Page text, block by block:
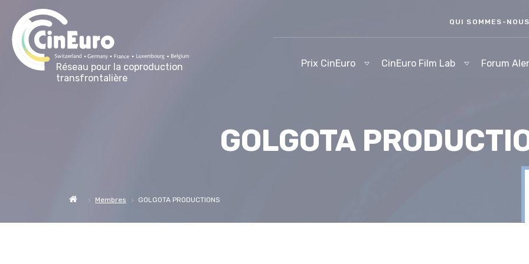
QUI SOMMES-
Prix CinEuro CinEuro Film Lab Forum
Réseau pour la coproduction
transfrontalière
GOLGOTA
Membres GOLGOTA PRODUCTIONS